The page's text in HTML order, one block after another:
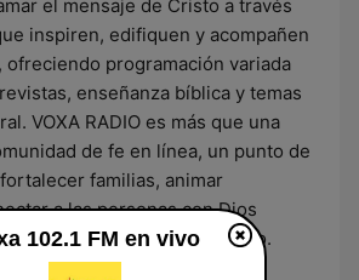
el mensaje de Cristo a través
inspiren, edifiquen y acompañen
ofreciendo programación variada
enseñanza bíblica y temas
VOXA RADIO es más que una
de fe en línea, un punto de
familias, animar
a las personas con Dios
la alabanza y el testimonio.
la visión de mantener la
102.1 FM en vivo